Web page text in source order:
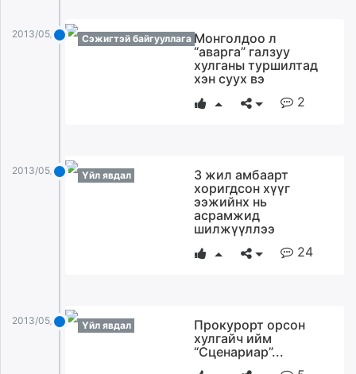
2013/05/19 Сэжигтэй байгууллага Монголдоо л
“аварга” галзуу
хулганы туршилтад
хэн суух вэ
2
2013/05/19 Үйл явдал
3 жил амбаарт
хоригдсон хүүг
ээжийнх нь
асрамжид
шилжүүллээ
24
2013/05/19 Үйл явдал
Прокурорт орсон
хулгайч ийм
“Сценариар”...